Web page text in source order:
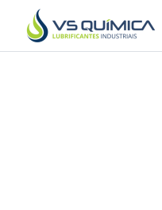
Ir para o conteúdo principal